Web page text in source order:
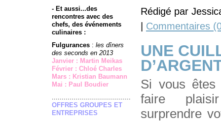
- Et aussi...des
rencontres avec des
chefs, des événements
culinaires :
Fulgurances : les dîners
des seconds en 2013
Janvier : Martin Meikas
Février : Chloé Charles
Mars : Kristian Baumann
Mai : Paul Boudier
........................................
OFFRES GROUPES ET
ENTREPRISES
Rédigé par
| Commentaires
UNE
Si vous êtes
faire
surprendre